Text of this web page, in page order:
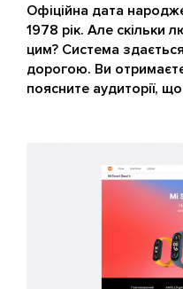
Офіційна дата
1978 рік. Але скільки
цим? Система
дорогою. Ви отримаєте
поясните аудиторії,